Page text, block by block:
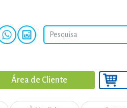
Área de Cliente